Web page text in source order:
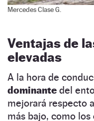
Mercedes Clase G.
Ventajas de
elevadas
A la hora de
dominante del
mejorará respecto
más bajo, como los